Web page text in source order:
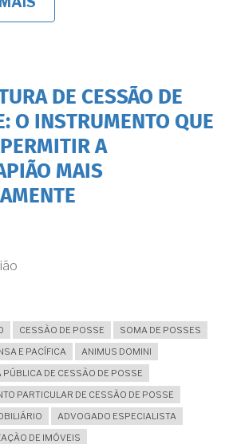
MORO
IMÓVEL
E
NÃO
TENHO
NADA
EM
MEU
NOME.
HÁ
DE CESSÃO DE
O INSTRUMENTO QUE
A
MAIS
CESSÃO DE POSSE
SOMA DE POSSES
E PACÍFICA
ANIMUS DOMINI
PÚBLICA DE CESSÃO DE POSSE
PARTICULAR DE CESSÃO DE POSSE
ADVOGADO ESPECIALISTA
DE IMÓVEIS